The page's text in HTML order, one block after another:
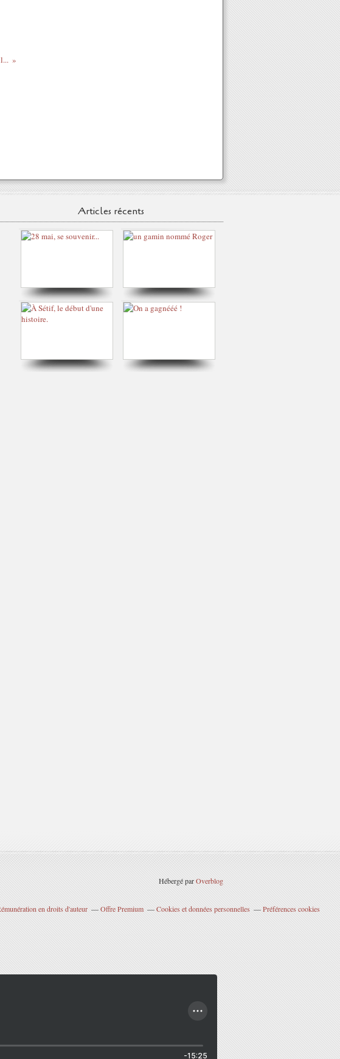
Articles récents
Hébergé parOverblog
en droits d'auteur Offre Premium Cookies et données personnelles Préférences cookies
-15:25